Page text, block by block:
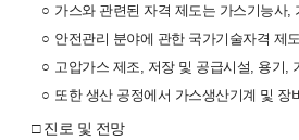
○ 가스와 관련된 자격 제도는 가스기능사
○ 안전관리 분야에 관한 국가기술자격 제
○ 고압가스 제조, 저장 및 공급시설, 용기,
○ 또한 생산 공정에서 가스생산기계 및
□ 진로 및 전망